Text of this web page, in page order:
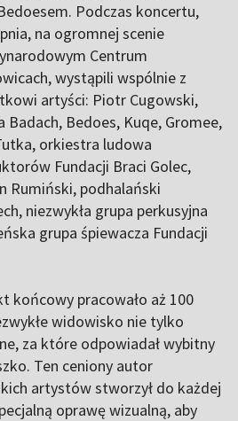
Podczas koncertu,
na ogromnej scenie
Centrum
wystąpili wspólnie z
artyści: Piotr Cugowski,
Badach, Bedoes, Kuqe, Gromee,
orkiestra ludowa
Fundacji Braci Golec,
Rumiński, podhalański
niezwykła grupa perkusyjna
grupa śpiewacza Fundacji
końcowy pracowało aż 100
widowisko nie tylko
za które odpowiadał wybitny
Ten ceniony autor
artystów stworzył do każdej
oprawę wizualną, aby